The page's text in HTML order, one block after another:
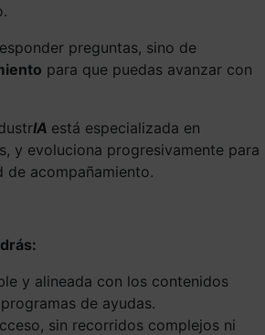
preguntas, sino de
para que puedas avanzar con
IA está especializada en
y evoluciona progresivamente para
de acompañamiento.
y alineada con los contenidos
de ayudas.
sin recorridos complejos ni